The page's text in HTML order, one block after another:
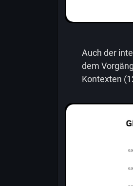
Auch der
dem
Kontexten